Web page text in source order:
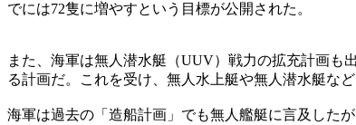
でには72隻に増やすという目標が公開された。
また、海軍は無人潜水艇（UUV）戦力の拡充計画も
る計画だ。これを受け、無人水上艇や無人潜水艇な
海軍は過去の「造船計画」でも無人艦艇に言及した